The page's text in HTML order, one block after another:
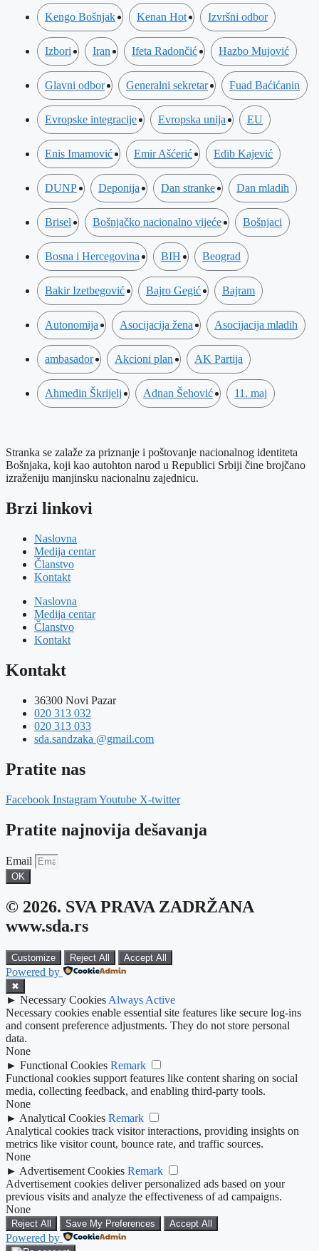
Kengo Bošnjak Kenan Hot Izvršni odbor
Izbori Iran Ifeta Radončić Hazbo Mujović
Glavni odbor Generalni sekretar Fuad Baćićanin
Evropske integracije Evropska unija EU
Enis Imamović Emir Ašćerić Edib Kajević
DUNP Deponija Dan stranke Dan mladih
Brisel Bošnjačko nacionalno vijeće Bošnjaci
Bosna i Hercegovina BIH Beograd
Bakir Izetbegović Bajro Gegić Bajram
Autonomija Asocijacija žena Asocijacija mladih
ambasador Akcioni plan AK Partija
Ahmedin Škrijelj Adnan Šehović 11. maj
Stranka se zalaže za priznanje i poštovanje nacionalnog identiteta
Bošnjaka, koji kao autohton narod u Republici Srbiji čine brojčano
izraženiju manjinsku nacionalnu zajednicu.
Brzi linkovi
Naslovna
Medija centar
Članstvo
Kontakt
Naslovna
Medija centar
Članstvo
Kontakt
Kontakt
36300 Novi Pazar
020 313 032
020 313 033
sda.sandzaka @gmail.com
Pratite nas
Facebook InstagramYoutube X-twitter
Pratite najnovija dešavanja
Email
OK
© 2026. SVA PRAVA ZADRŽANA
www.sda.rs
Customize Reject All Accept All
Powered by
✖
► Necessary Cookies Always Active
Necessary cookies enable essential site features like secure log-ins
and consent preference adjustments. They do not store personal
data.
None
► Functional Cookies Remark
Functional cookies support features like content sharing on social
media, collecting feedback, and enabling third-party tools.
None
► Analytical Cookies Remark
Analytical cookies track visitor interactions, providing insights on
metrics like visitor count, bounce rate, and traffic sources.
None
► Advertisement Cookies Remark
Advertisement cookies deliver personalized ads based on your
previous visits and analyze the effectiveness of ad campaigns.
None
Reject All Save My Preferences Accept All
Powered by